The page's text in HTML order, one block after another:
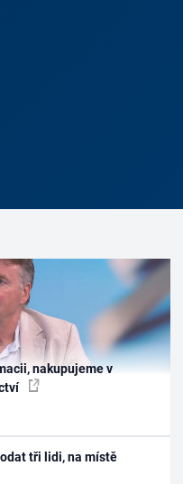
nakupujeme v
tři lidi, na místě